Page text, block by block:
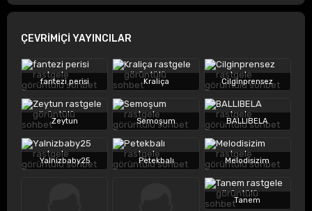
ÇEVRİMİÇİ YAYINCILAR
fantezi perisi Kraliça Cilginprensez
Zeytun Semoşum BALLIBELA
Yalnizbaby25 Petekbalı Melodisizim
Tanem